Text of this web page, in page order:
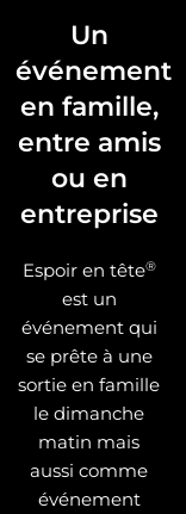
Un
événement
en famille,
entre amis
ou en
entreprise
Espoir en tête®
est un
événement qui
se prête à une
sortie en famille
le dimanche
matin mais
aussi comme
événement